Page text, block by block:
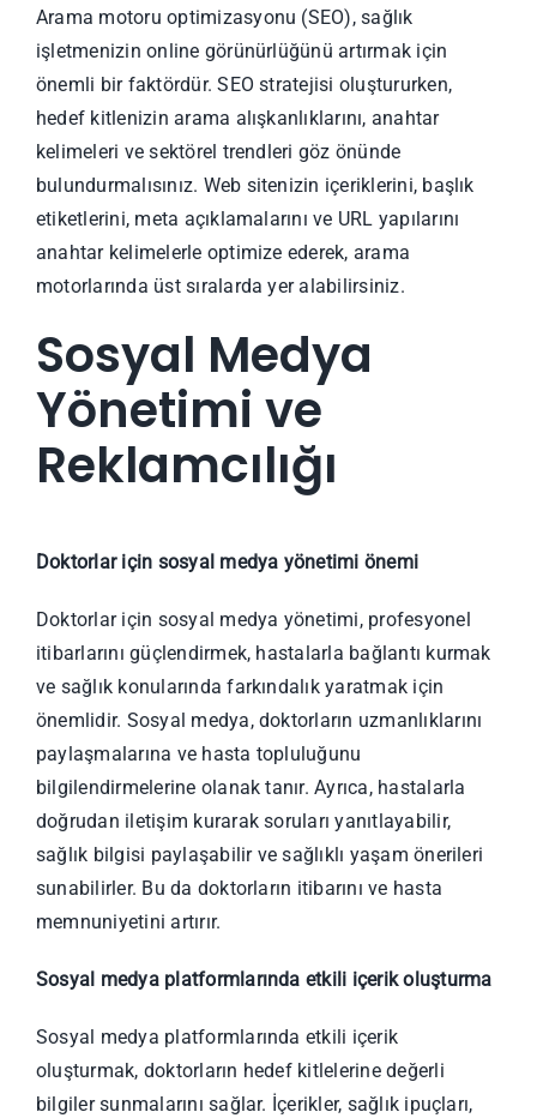
Arama motoru optimizasyonu (SEO), sağlık
işletmenizin online görünürlüğünü artırmak için
önemli bir faktördür. SEO stratejisi oluştururken,
hedef kitlenizin arama alışkanlıklarını, anahtar
kelimeleri ve sektörel trendleri göz önünde
bulundurmalısınız. Web sitenizin içeriklerini, başlık
etiketlerini, meta açıklamalarını ve URL yapılarını
anahtar kelimelerle optimize ederek, arama
motorlarında üst sıralarda yer alabilirsiniz.
Sosyal Medya
Yönetimi ve
Reklamcılığı
Doktorlar için sosyal medya yönetimi önemi
Doktorlar için sosyal medya yönetimi, profesyonel
itibarlarını güçlendirmek, hastalarla bağlantı kurmak
ve sağlık konularında farkındalık yaratmak için
önemlidir. Sosyal medya, doktorların uzmanlıklarını
paylaşmalarına ve hasta topluluğunu
bilgilendirmelerine olanak tanır. Ayrıca, hastalarla
doğrudan iletişim kurarak soruları yanıtlayabilir,
sağlık bilgisi paylaşabilir ve sağlıklı yaşam önerileri
sunabilirler. Bu da doktorların itibarını ve hasta
memnuniyetini artırır.
Sosyal medya platformlarında etkili içerik oluşturma
Sosyal medya platformlarında etkili içerik
oluşturmak, doktorların hedef kitlelerine değerli
bilgiler sunmalarını sağlar. İçerikler, sağlık ipuçları,